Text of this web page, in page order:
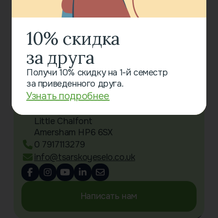
Связаться с нами
Little Chalfont Primary School
Little Chalfont
Amersham HP6 6SX
0 7917113279
info@tsarskoyeselo.co.uk
Написать нам
10% скидка
за друга
Получи 10% скидку на 1-й семестр
за приведенного друга.
Узнать подробнее